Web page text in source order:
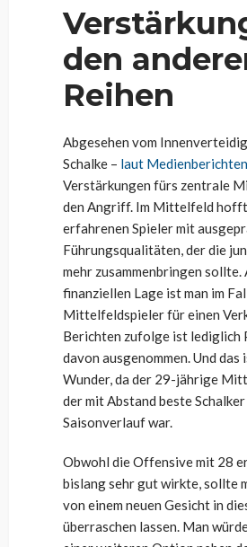
den
Reihen
Abgesehen vom
Schalke – laut Medienberichten
Verstärkungen fürs zentrale
den Angriff. Im Mittelfeld hofft
erfahrenen Spieler mit
Führungsqualitäten, der die
mehr zusammenbringen
finanziellen Lage ist man im
Mittelfeldspieler für einen
Berichten zufolge ist lediglich
davon ausgenommen. Und das
Wunder, da der 29-jährige
der mit Abstand beste
Saisonverlauf war.
Obwohl die Offensive mit 28
bislang sehr gut wirkte, sollte
von einem neuen Gesicht in
überraschen lassen. Man